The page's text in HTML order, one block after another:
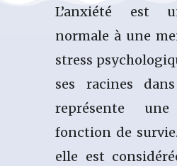
L’anxiété est
normale à une
stress
ses racines
représente
fonction de
elle est